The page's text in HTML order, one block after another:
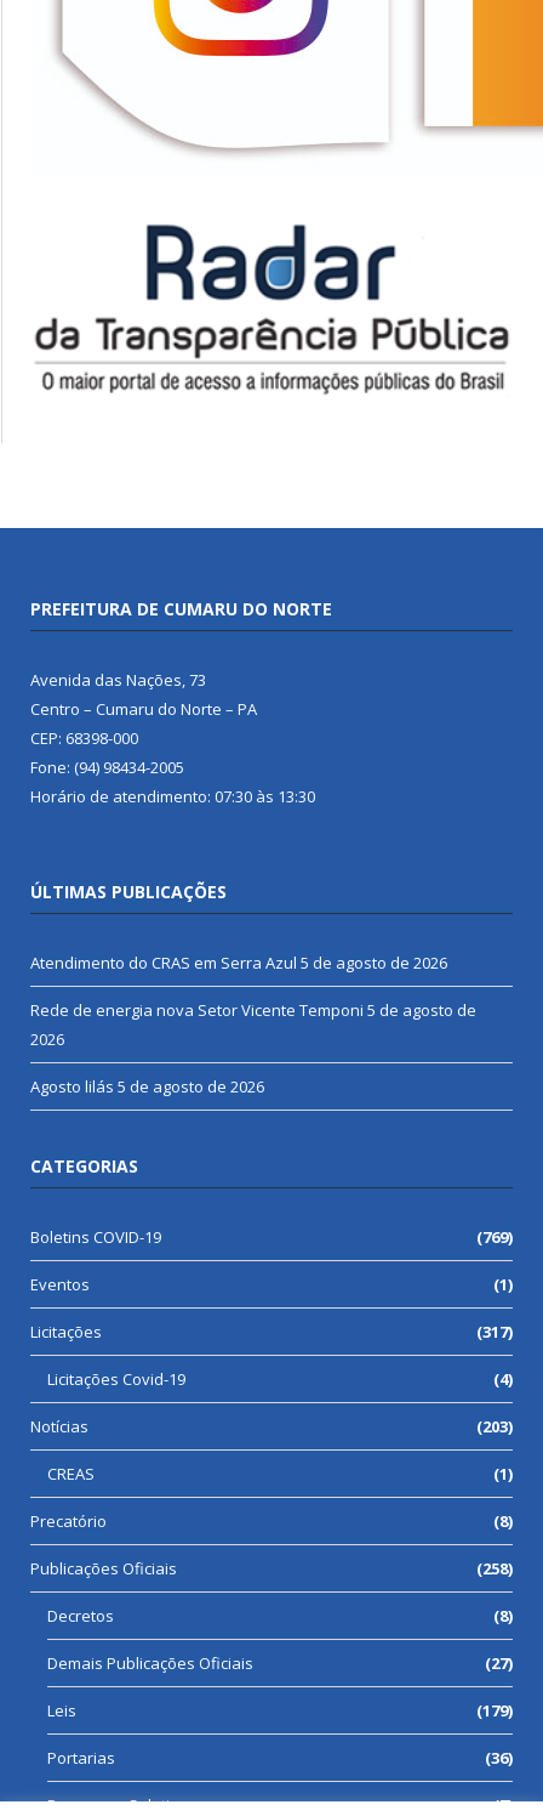
PREFEITURA DE CUMARU DO NORTE
Avenida das Nações, 73
Centro – Cumaru do Norte – PA
CEP: 68398-000
Fone: (94) 98434-2005
Horário de atendimento: 07:30 às 13:30
ÚLTIMAS PUBLICAÇÕES
Atendimento do CRAS em Serra Azul 5 de agosto de 2026
Rede de energia nova Setor Vicente Temponi 5 de agosto de
2026
Agosto lilás 5 de agosto de 2026
CATEGORIAS
Boletins COVID-19 (769)
Eventos (1)
Licitações (317)
Licitações Covid-19 (4)
Notícias (203)
CREAS (1)
Precatório (8)
Publicações Oficiais (258)
Decretos (8)
Demais Publicações Oficiais (27)
Leis (179)
Portarias (36)
Processos Seletivos (7)